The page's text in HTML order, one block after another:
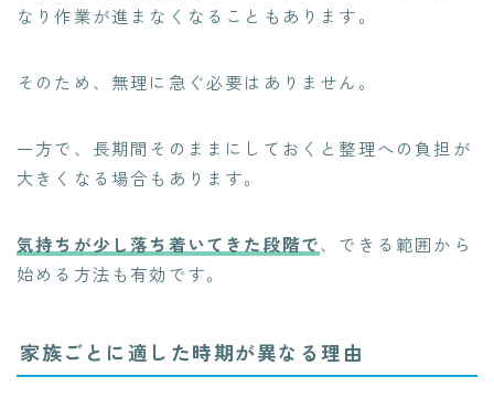
なり作業が進まなくなることもあります。
そのため、無理に急ぐ必要はありません。
一方で、長期間そのままにしておくと整理への負担が
大きくなる場合もあります。
気持ちが少し落ち着いてきた段階で、できる範囲から
始める方法も有効です。
家族ごとに適した時期が異なる理由